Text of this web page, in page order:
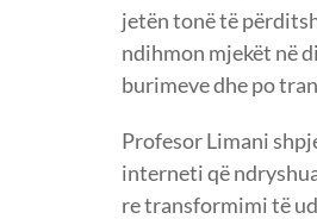
jetën tonë të
ndihmon mjekët në
burimeve dhe po
Profesor Limani
interneti që
re transformimi të